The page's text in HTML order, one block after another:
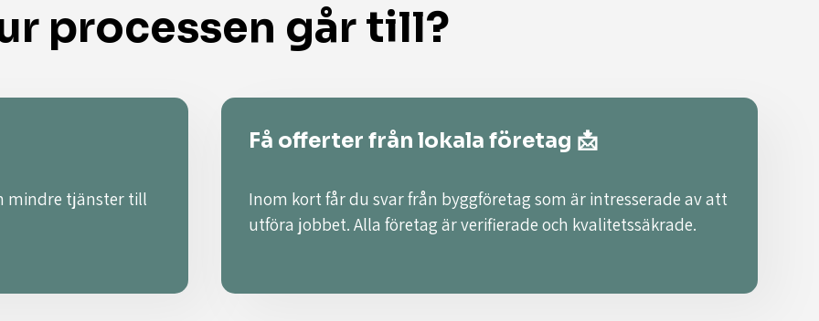
processen går till?
mindre tjänster till
Få offerter från lokala företag 📩
Inom kort får du svar från byggföretag som är intresserade av att
utföra jobbet. Alla företag är verifierade och kvalitetssäkrade.